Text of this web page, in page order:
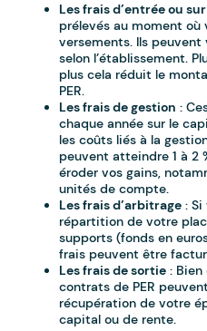
Les frais d’entrée ou
prélevés au moment où
versements. Ils
selon l’établissement.
plus cela réduit le
PER.
Les frais de gestion :
chaque année sur le
les coûts liés à la
peuvent atteindre 1 à 2
éroder vos gains,
unités de compte.
Les frais d’arbitrage :
répartition de votre
supports (fonds en
frais peuvent être
Les frais de sortie :
contrats de PER
récupération de votre
capital ou de rente.